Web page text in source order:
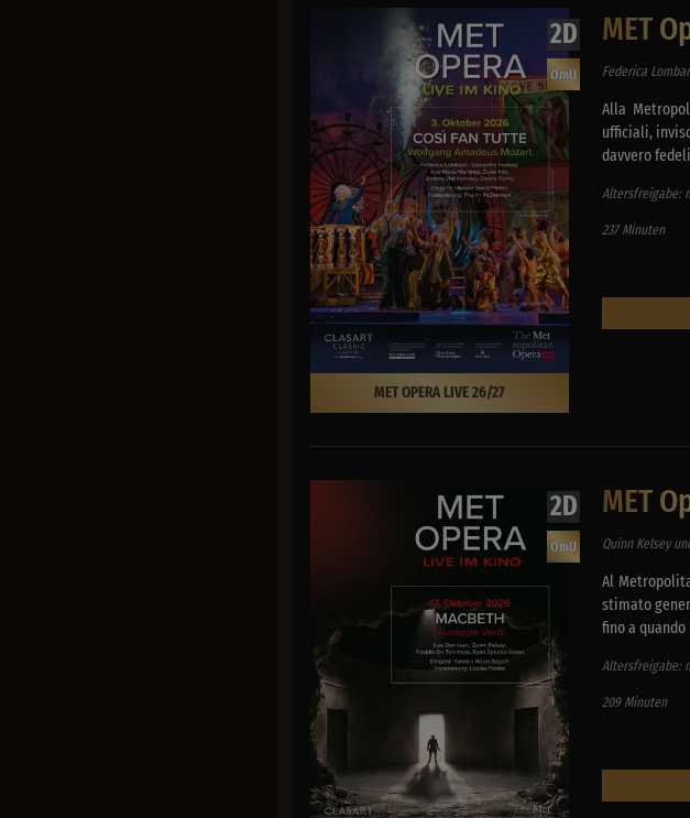
2D
OmU
MET OPERA LIVE 26/27
MET
Federica
Alla
ufficiali,
davvero
Altersfreigabe:
237 Minuten
2D
OmU
MET
Quinn Kelsey
Al
stimato
fino a
Altersfreigabe:
209 Minuten